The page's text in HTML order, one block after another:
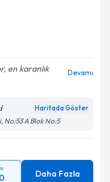
en karanlık
Devamı
Haritada Göster
No:53 A Blok No:5
Daha Fazla